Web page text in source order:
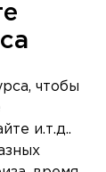
чтобы
и.т.д..